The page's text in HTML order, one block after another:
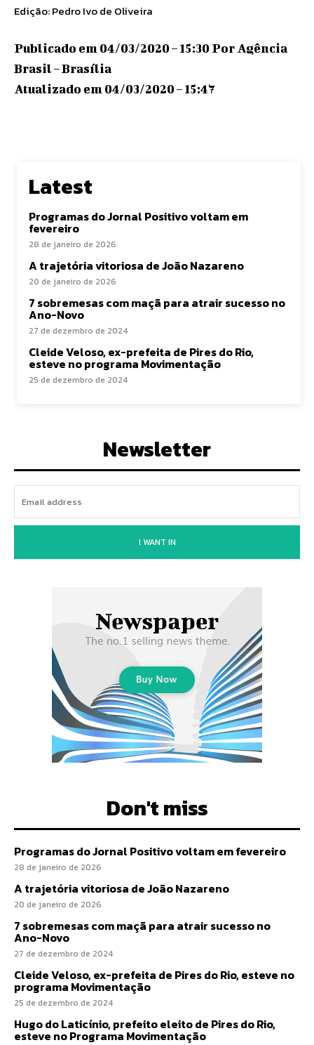
Edição: Pedro Ivo de Oliveira
Publicado em 04/03/2020 – 15:30 Por Agência
Brasil – Brasília
Atualizado em 04/03/2020 – 15:47
Latest
Programas do Jornal Positivo voltam em
fevereiro
28 de janeiro de 2026
A trajetória vitoriosa de João Nazareno
20 de janeiro de 2026
7 sobremesas com maçã para atrair sucesso no
Ano-Novo
27 de dezembro de 2024
Cleide Veloso, ex-prefeita de Pires do Rio,
esteve no programa Movimentação
25 de dezembro de 2024
Newsletter
I WANT IN
Don't miss
Programas do Jornal Positivo voltam em fevereiro
28 de janeiro de 2026
A trajetória vitoriosa de João Nazareno
20 de janeiro de 2026
7 sobremesas com maçã para atrair sucesso no
Ano-Novo
27 de dezembro de 2024
Cleide Veloso, ex-prefeita de Pires do Rio, esteve no
programa Movimentação
25 de dezembro de 2024
Hugo do Laticínio, prefeito eleito de Pires do Rio,
esteve no Programa Movimentação